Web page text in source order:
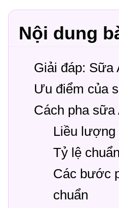
Nội dung
Giải đáp: Sữa
Ưu điểm của
Cách pha sữa
Liều
Tỷ lệ
Các bước
chuẩn